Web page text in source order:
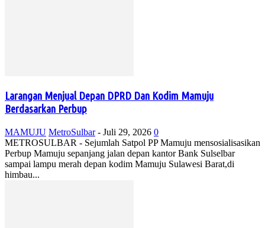
Larangan Menjual Depan DPRD Dan Kodim Mamuju
Berdasarkan Perbup
MAMUJU MetroSulbar - Juli 29, 2026 0
METROSULBAR - Sejumlah Satpol PP Mamuju mensosialisasikan
Perbup Mamuju sepanjang jalan depan kantor Bank Sulselbar
sampai lampu merah depan kodim Mamuju Sulawesi Barat,di
himbau...